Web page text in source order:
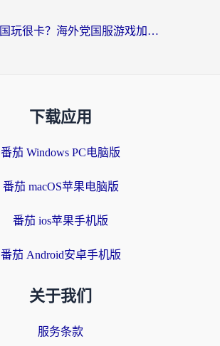
逆战在美国玩很卡？海外党国服游戏加速终极指南（附DNF宝可梦加速技巧）
下载应用
番茄 Windows PC电脑版
番茄 macOS苹果电脑版
番茄 ios苹果手机版
番茄 Android安卓手机版
关于我们
服务条款